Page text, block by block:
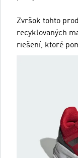
Zvršok tohto
recyklovaných
riešení, ktoré